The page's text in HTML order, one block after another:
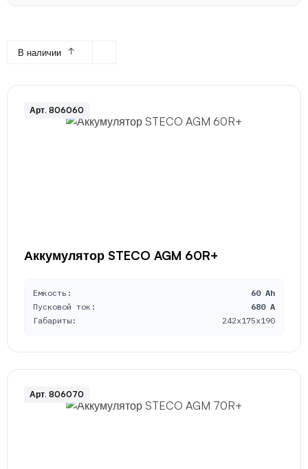
В наличии ↑
Арт. 806060
Аккумулятор STECO AGM 60R+
Емкость:
60 Ah
Пусковой ток:
680 A
Габариты:
242x175x190
Арт. 806070